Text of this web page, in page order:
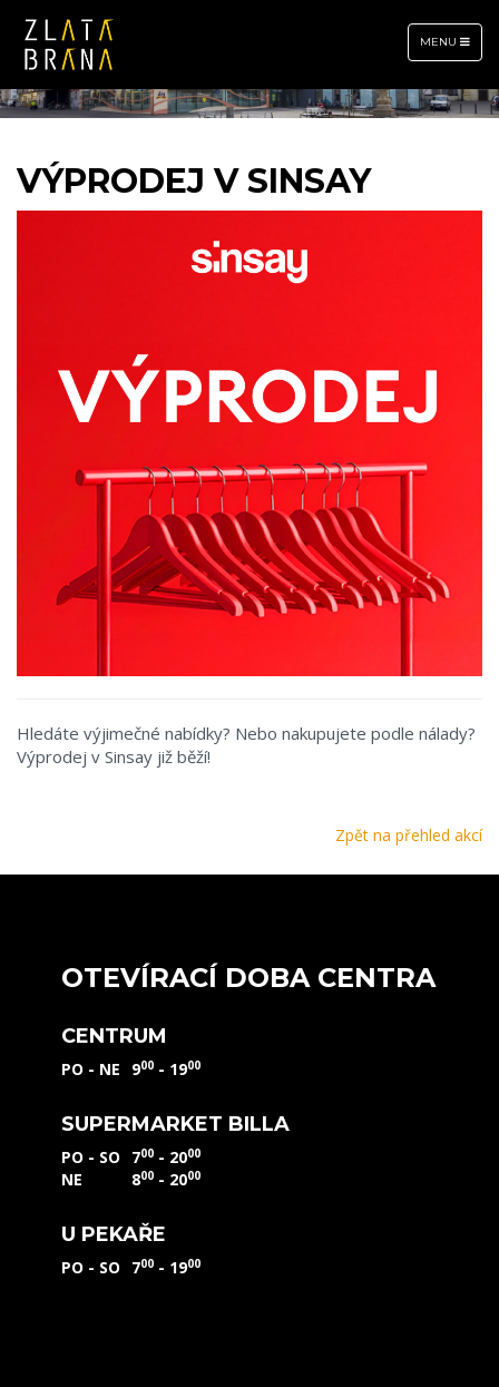
TOGGLE
NAVIGATION
MENU
VÝPRODEJ V SINSAY
Hledáte výjimečné nabídky? Nebo nakupujete podle nálady?
Výprodej v Sinsay již běží!
Zpět na přehled akcí
OTEVÍRACÍ DOBA CENTRA
CENTRUM
PO - NE 900 - 1900
SUPERMARKET BILLA
PO - SO 700 - 2000
NE 800 - 2000
U PEKAŘE
PO - SO 700 - 1900